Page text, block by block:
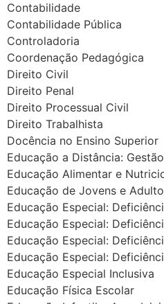
Contabilidade
Contabilidade Pública
Controladoria
Coordenação Pedagógica
Direito Civil
Direito Penal
Direito Processual Civil
Direito Trabalhista
Docência no Ensino Superior
Educação a Distância:
Educação Alimentar e
Educação de Jovens e
Educação Especial:
Educação Especial:
Educação Especial:
Educação Especial:
Educação Especial Inclusiva
Educação Física Escolar